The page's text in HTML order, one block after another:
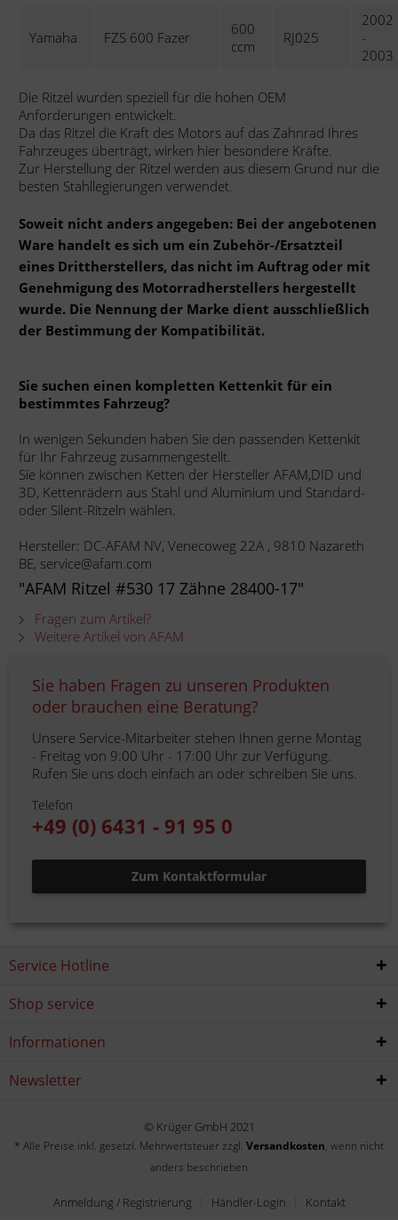
Yamaha FZS 600 Fazer
600
ccm
RJ025
2002
-
2003
Die Ritzel wurden speziell für die hohen OEM
Anforderungen entwickelt.
Da das Ritzel die Kraft des Motors auf das Zahnrad Ihres
Fahrzeuges überträgt, wirken hier besondere Kräfte.
Zur Herstellung der Ritzel werden aus diesem Grund nur die
besten Stahllegierungen verwendet.
Soweit nicht anders angegeben: Bei der angebotenen
Ware handelt es sich um ein Zubehör-/Ersatzteil
eines Drittherstellers, das nicht im Auftrag oder mit
Genehmigung des Motorradherstellers hergestellt
wurde. Die Nennung der Marke dient ausschließlich
der Bestimmung der Kompatibilität.
Sie suchen einen kompletten Kettenkit für ein
bestimmtes Fahrzeug?
In wenigen Sekunden haben Sie den passenden Kettenkit
für Ihr Fahrzeug zusammengestellt.
Sie können zwischen Ketten der Hersteller AFAM,DID und
3D, Kettenrädern aus Stahl und Aluminium und Standard-
oder Silent-Ritzeln wählen.
Hersteller: DC-AFAM NV, Venecoweg 22A , 9810 Nazareth
BE, service@afam.com
"AFAM Ritzel #530 17 Zähne 28400-17"
Fragen zum Artikel?
Weitere Artikel von AFAM
Sie haben Fragen zu unseren Produkten
oder brauchen eine Beratung?
Unsere Service-Mitarbeiter stehen Ihnen gerne Montag
- Freitag von 9:00 Uhr - 17:00 Uhr zur Verfügung.
Rufen Sie uns doch einfach an oder schreiben Sie uns.
Telefon
+49 (0) 6431 - 91 95 0
Zum Kontaktformular
Service Hotline
Shop service
Informationen
Newsletter
© Krüger GmbH 2021
* Alle Preise inkl. gesetzl. Mehrwertsteuer zzgl. Versandkosten, wenn nicht
anders beschrieben
Anmeldung / Registrierung Händler-Login Kontakt